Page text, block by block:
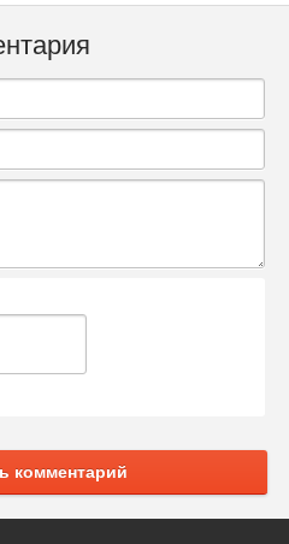
комментарий